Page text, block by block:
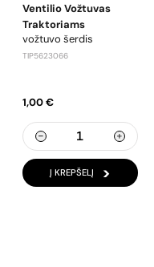
Ventilio Vožtuvas
Traktoriams
vožtuvo šerdis
TIP5623066
1,00 €
Į KREPŠELĮ